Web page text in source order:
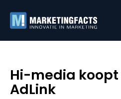
Hi-media
AdLink